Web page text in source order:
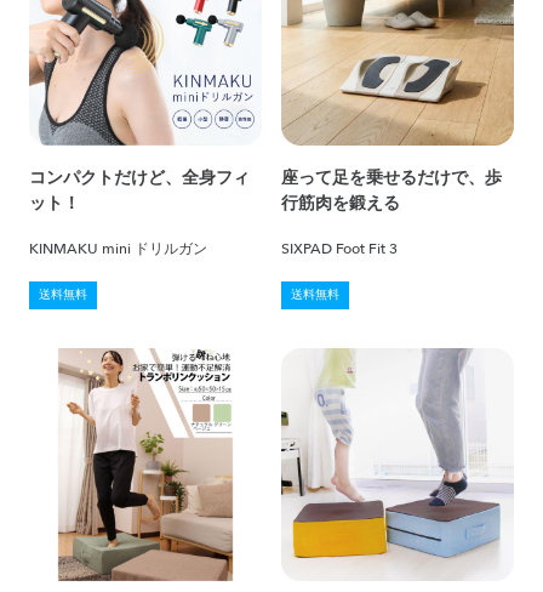
コンパクトだけど、全身フィ
ット！
KINMAKU mini ドリルガン
送料無料
座って足を乗せるだけで、歩
行筋肉を鍛える
SIXPAD Foot Fit 3
送料無料